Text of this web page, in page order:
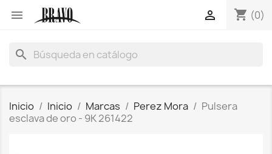
 shopping_cart (0)

search
Inicio Inicio Marcas Perez Mora
Pulsera
esclava de oro - 9K 261422